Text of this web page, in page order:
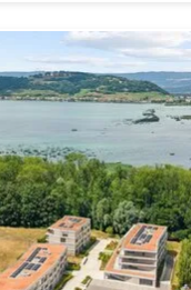
sol, un rez-de-
d’espace pour les
habitable d’environ
le salon-salle à
baies vitrées laissent
naturelle et créent une
couverte et le jardin
constitue un point
chaleureuse, surtout
orientée à l’ouest
d’été en famille ou entre